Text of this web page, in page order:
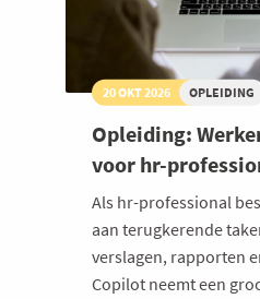
20 OKT 2026 OPLEIDING
Opleiding:
voor hr-
Als hr-professional
aan terugkerende
verslagen, rapporten
Copilot neemt een